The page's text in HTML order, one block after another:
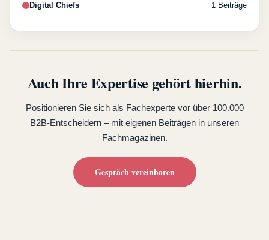
Digital Chiefs 1 Beiträge
Auch Ihre Expertise gehört hierhin.
Positionieren Sie sich als Fachexperte vor über 100.000
B2B-Entscheidern – mit eigenen Beiträgen in unseren
Fachmagazinen.
Gespräch vereinbaren